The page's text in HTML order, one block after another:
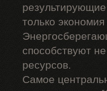
только
способствуют
ресурсов.
Самое